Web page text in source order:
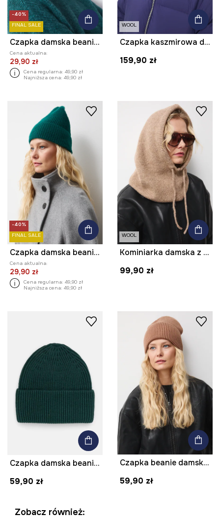
-40%
FINAL SALE
Czapka damska beanie prążkowana
Cena aktualna:
29,90 zł
Cena regularna: 49,90 zł
Najniższa cena: 49,90 zł
WOOL
Czapka kaszmirowa damska beanie
159,90 zł
-40%
FINAL SALE
Czapka damska beanie prążkowana
Cena aktualna:
29,90 zł
Cena regularna: 49,90 zł
Najniższa cena: 49,90 zł
WOOL
Kominiarka damska z dodatkiem wełny
99,90 zł
Czapka damska beanie prążkowana kolor zielony
59,90 zł
Czapka beanie damska z wiskozy
59,90 zł
Zobacz również: